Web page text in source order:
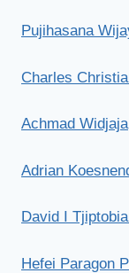
Pujihasana
Charles
Achmad Widjaja
Adrian
David I
Hefei Paragon